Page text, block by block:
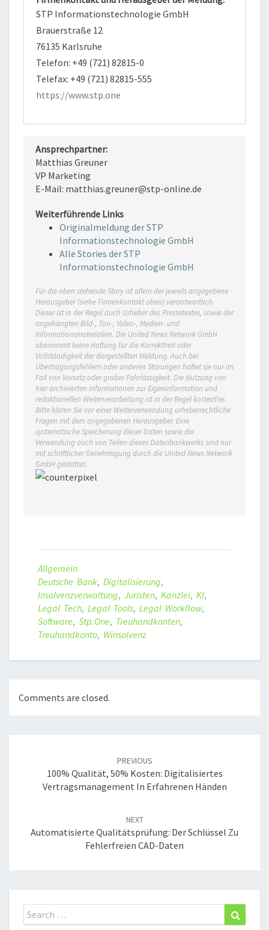
STP Informationstechnologie GmbH
Brauerstraße 12
76135 Karlsruhe
Telefon: +49 (721) 82815-0
Telefax: +49 (721) 82815-555
https://www.stp.one
Ansprechpartner:
Matthias Greuner
VP Marketing
E-Mail: matthias.greuner@stp-online.de
Weiterführende Links
Originalmeldung der STP
Informationstechnologie GmbH
Alle Stories der STP
Informationstechnologie GmbH
Für die oben stehende Story ist allein der jeweils angegebene
Herausgeber (siehe Firmenkontakt oben) verantwortlich.
Dieser ist in der Regel auch Urheber des Pressetextes, sowie der
angehängten Bild-, Ton-, Video-, Medien- und
Informationsmaterialien. Die United News Network GmbH
übernimmt keine Haftung für die Korrektheit oder
Vollständigkeit der dargestellten Meldung. Auch bei
Übertragungsfehlern oder anderen Störungen haftet sie nur im
Fall von Vorsatz oder grober Fahrlässigkeit. Die Nutzung von
hier archivierten Informationen zur Eigeninformation und
redaktionellen Weiterverarbeitung ist in der Regel kostenfrei.
Bitte klären Sie vor einer Weiterverwendung urheberrechtliche
Fragen mit dem angegebenen Herausgeber. Eine
systematische Speicherung dieser Daten sowie die
Verwendung auch von Teilen dieses Datenbankwerks sind nur
mit schriftlicher Genehmigung durch die United News Network
GmbH gestattet.
Allgemein
Deutsche Bank, Digitalisierung,
Insolvenzverwaltung, Juristen, Kanzlei, KI,
Legal Tech, Legal Tools, Legal Workflow,
Software, Stp.one, Treuhandkonten,
Treuhandkonto, Winsolvenz
Comments are closed.
PREVIOUS
100% Qualität, 50% Kosten: Digitalisiertes
Vertragsmanagement In Erfahrenen Händen
NEXT
Automatisierte Qualitätsprüfung: Der Schlüssel Zu
Fehlerfreien CAD-Daten
Search
for: